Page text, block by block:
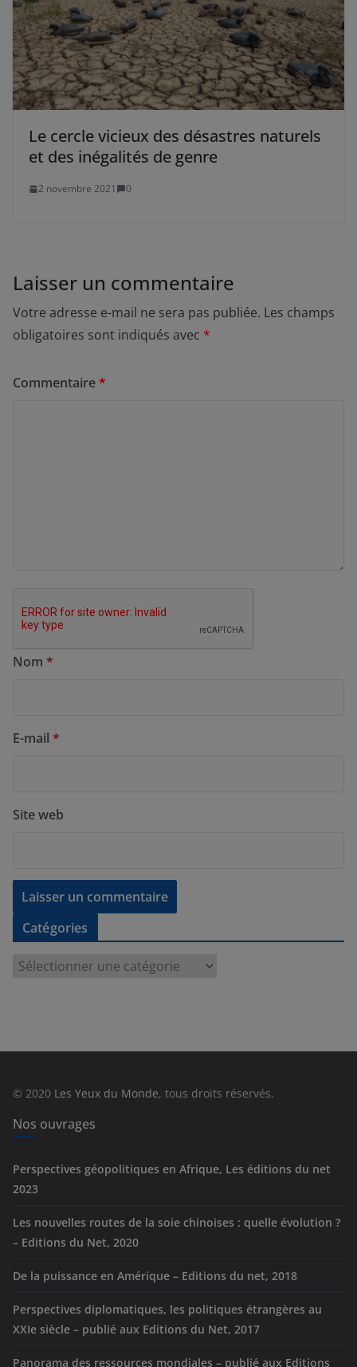
Le cercle vicieux des désastres naturels
et des inégalités de genre
2 novembre 2021 0
Laisser un commentaire
Votre adresse e-mail ne sera pas publiée. Les champs
obligatoires sont indiqués avec *
Commentaire*
Nom *
E-mail *
Site web
Catégories
e
© 2020 Les Yeux du Monde, tous droits réservés.
Nos ouvrages
Perspectives géopolitiques en Afrique, Les éditions du net
2023
Les nouvelles routes de la soie chinoises : quelle évolution ?
– Editions du Net, 2020
De la puissance en Amérique – Editions du net, 2018
Perspectives diplomatiques, les politiques étrangères au
XXIe siècle – publié aux Editions du Net, 2017
Panorama des ressources mondiales – publié aux Editions